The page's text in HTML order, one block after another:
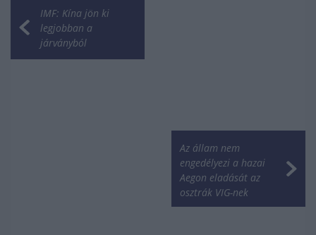
IMF: Kína jön ki
legjobban a
járványból
Az állam nem
engedélyezi a hazai
Aegon eladását az
osztrák VIG-nek